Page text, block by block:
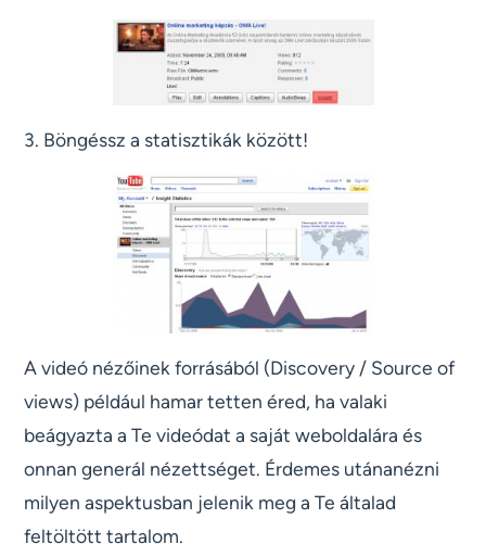
3. Böngéssz a statisztikák között!
A videó nézőinek forrásából (Discovery / Source of
views) például hamar tetten éred, ha valaki
beágyazta a Te videódat a saját weboldalára és
onnan generál nézettséget. Érdemes utánanézni
milyen aspektusban jelenik meg a Te általad
feltöltött tartalom.